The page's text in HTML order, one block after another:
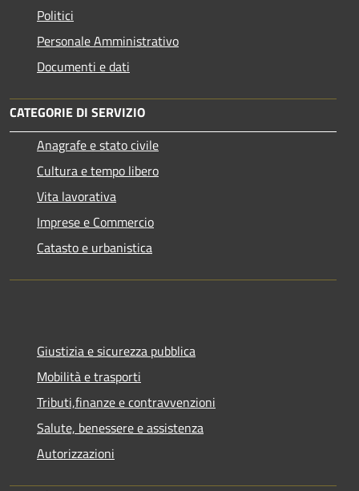
Politici
Personale Amministrativo
Documenti e dati
CATEGORIE DI SERVIZIO
Anagrafe e stato civile
Cultura e tempo libero
Vita lavorativa
Imprese e Commercio
Catasto e urbanistica
Giustizia e sicurezza pubblica
Mobilità e trasporti
Tributi,finanze e contravvenzioni
Salute, benessere e assistenza
Autorizzazioni